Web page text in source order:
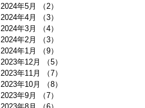
2024年5月
（2）
2024年4月
（3）
2024年3月
（4）
2024年2月
（3）
2024年1月
（9）
2023年12月
（5）
2023年11月
（7）
2023年10月
（8）
2023年9月
（7）